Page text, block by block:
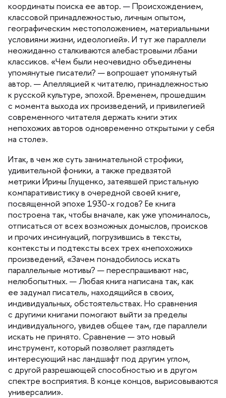
координаты поиска ее автор. — Происхождением,
классовой принадлежностью, личным опытом,
еографическим местоположением, материальными
условиями жизни, идеологией». И тут же параллели
неожиданно сталкиваются алебастровыми лбами
классиков. «Чем были неочевидно объединены
упомянутые писатели? — вопрошает упомянутый
автор. — Апелляцией к читателю, принадлежностью
к русской культуре, эпохой. Временем, прошедшим
с момента выхода их произведений, и привилегией
современного читателя держать книги этих
непохожих авторов одновременно открытыми у себя
на столе».
Итак, в чем же суть занимательной строфики,
удивительной фоники, а также предвзятой
метрики Ирины Глущенко, затеявшей пристальную
компаративистику в очередной своей книге,
посвященной эпохе 1930-х годов? Ее книга
построена так, чтобы вначале, как уже упоминалось,
отписаться от всех возможных домыслов, происко
и прочих инсинуаций, погрузившись в тексты,
контексты и подтексты всех трех «непохожих»
произведений, «Зачем понадобилось искать
параллельные мотивы? — переспрашивают нас,
нелюбопытных. — Любая книга написана так, как
ее задумал писатель, находящийся в своих,
индивидуальных, обстоятельствах. Но сравнения
с другими книгами помогают выйти за пределы
индивидуального, увидев общее там, где параллели
искать не принято. Сравнение — это новый
инструмент, который позволяет разглядеть
интересующий нас ландшафт под другим углом,
с другой разрешающей способностью и в другом
спектре восприятия. В конце концов, вырисовываются
универсалии».